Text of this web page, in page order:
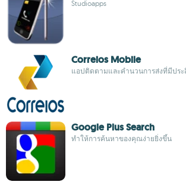
Studioapps
Correios Mobile
แอปติดตามและคำนวนการส่งที่มีปร
Google Plus Search
ทำให้การค้นหาของคุณง่ายยิ่งขึ้น